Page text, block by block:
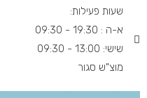
שעות פעילות:
א-ה : 19:30 - 09:30
שישי: 13:00 - 09:30
מוצ"ש סגור